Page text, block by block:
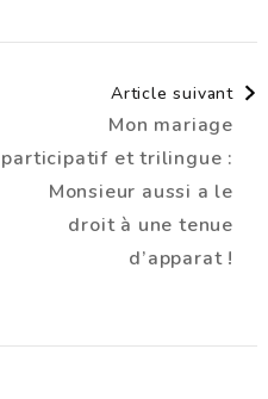
Article suivant
Mon mariage
participatif et trilingue :
Monsieur aussi a le
droit à une tenue
d’apparat !